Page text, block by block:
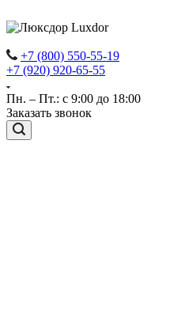
+7 (800) 550-55-19
+7 (920) 920-65-55
Пн. – Пт.: с 9:00 до 18:00
Заказать звонок